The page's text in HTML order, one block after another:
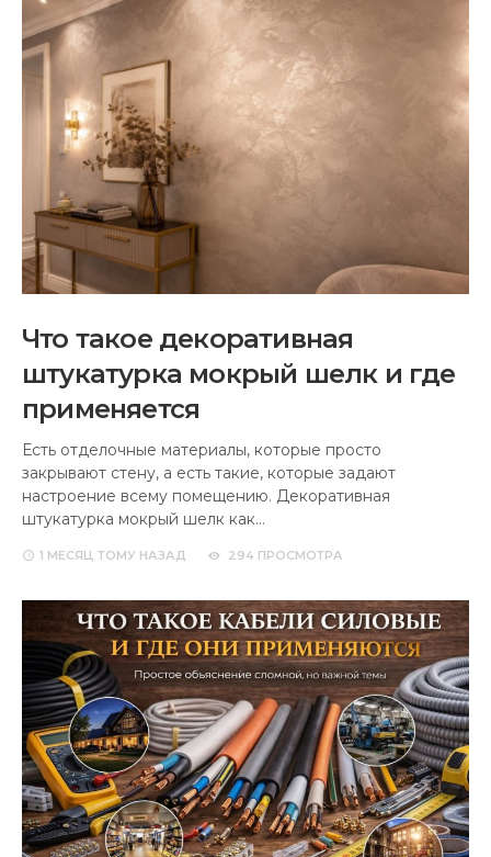
Что такое декоративная
штукатурка мокрый шелк и где
применяется
Есть отделочные материалы, которые просто
закрывают стену, а есть такие, которые задают
настроение всему помещению. Декоративная
штукатурка мокрый шелк как…
1 МЕСЯЦ ТОМУ НАЗАД 294 ПРОСМОТРА